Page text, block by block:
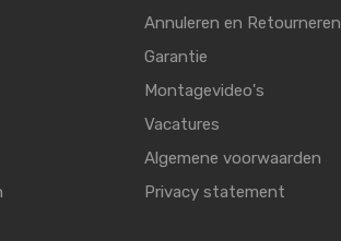
Annuleren en Retourneren
Garantie
Montagevideo's
Vacatures
Algemene voorwaarden
Privacy statement